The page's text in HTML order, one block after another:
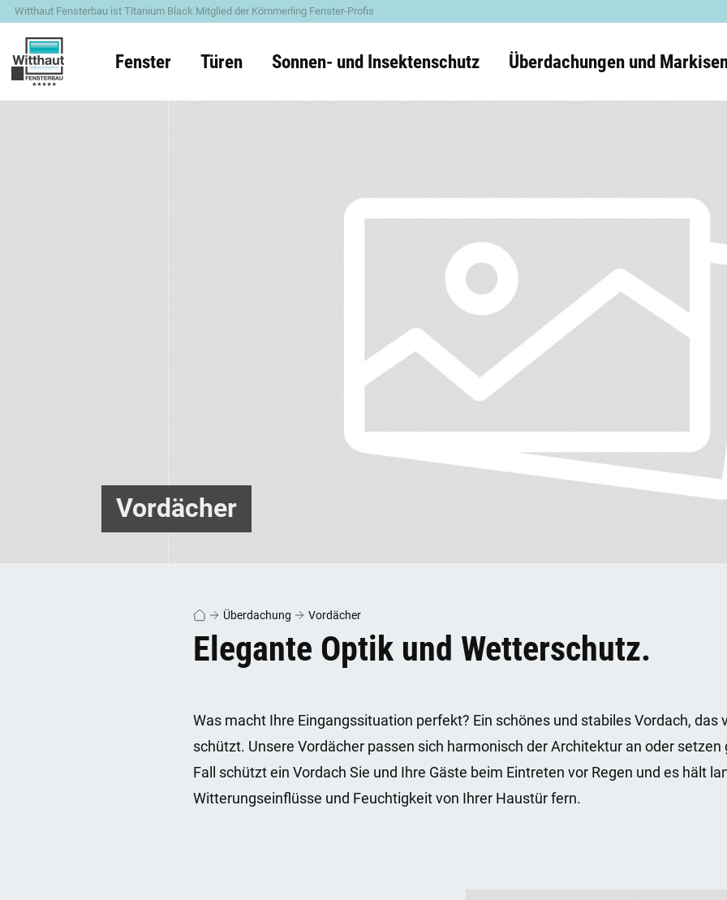
Witthaut Fensterbau ist Titanium Black Mitglied der Kömmerling Fenster-Profis
Fenster Türen Sonnen- und Insektenschutz Überdachungen und
Vordächer
Überdachung Vordächer
Elegante Optik und Wetterschutz.
Was macht Ihre Eingangssituation perfekt? Ein schönes und stabiles Vordach, das
schützt. Unsere Vordächer passen sich harmonisch der Architektur an oder
Fall schützt ein Vordach Sie und Ihre Gäste beim Eintreten vor Regen und es hält
Witterungseinflüsse und Feuchtigkeit von Ihrer Haustür fern.